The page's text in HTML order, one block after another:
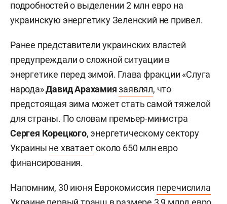
подробностей о выделении 2 млн евро на
украинскую энергетику Зеленский не привел.
Ранее представители украинских властей
предупреждали о сложной ситуации в
энергетике перед зимой. Глава фракции «Слуга
народа»Давид Арахамия заявлял, что
предстоящая зима может стать самой тяжелой
для страны. По словам премьер-министра
Сергея Корецкого, энергетическому сектору
Украины не хватаетоколо 650 млн евро
финансирования.
Напомним, 30 июня Еврокомиссия перечислила